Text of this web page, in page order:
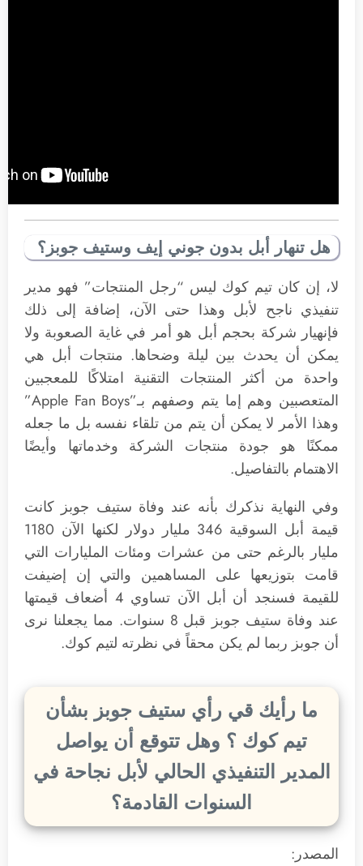
هل تنهار أبل بدون جوني إيف وستيف جوبز؟
لا، إن كان تيم كوك ليس “رجل المنتجات” فهو مدير
تنفيذي ناجح لأبل وهذا حتى الآن، إضافة إلى ذلك
فإنهيار شركة بحجم أبل هو أمر في غاية الصعوبة ولا
يمكن أن يحدث بين ليلة وضحاها. منتجات أبل هي
واحدة من أكثر المنتجات التقنية امتلاكًا للمعجبين
المتعصبين وهم إما يتم وصفهم بـ”Apple Fan Boys”
وهذا الأمر لا يمكن أن يتم من تلقاء نفسه بل ما جعله
ممكنًا هو جودة منتجات الشركة وخدماتها وأيضًا
الاهتمام بالتفاصيل.
وفي النهاية نذكرك بأنه عند وفاة ستيف جوبز كانت
قيمة أبل السوقية 346 مليار دولار لكنها الآن 1180
مليار بالرغم حتى من عشرات ومئات المليارات التي
قامت بتوزيعها على المساهمين والتي إن إضيفت
للقيمة فسنجد أن أبل الآن تساوي 4 أضعاف قيمتها
عند وفاة ستيف جوبز قبل 8 سنوات. مما يجعلنا نرى
أن جوبز ربما لم يكن محقاً في نظرته لتيم كوك.
ما رأيك قي رأي ستيف جوبز بشأن
تيم كوك ؟ وهل تتوقع أن يواصل
المدير التنفيذي الحالي لأبل نجاحة في
السنوات القادمة؟
المصدر: